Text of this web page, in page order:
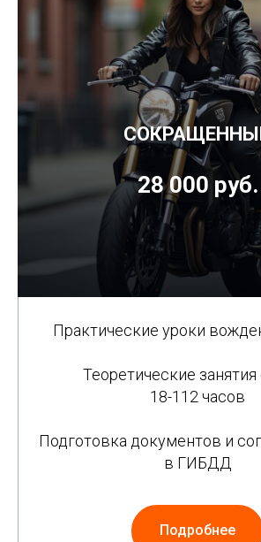
28 000 руб.
Практические уроки
Теоретические занятия
18-112 часов
Подготовка документов и
в ГИБДД
Подробнее